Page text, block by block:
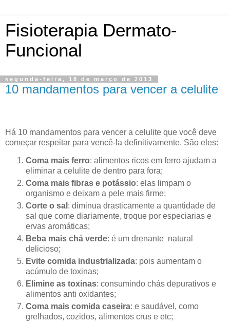
Fisioterapia Dermato-
Funcional
segunda-feira, 18 de março de 2013
10 mandamentos para vencer a celulite
Há 10 mandamentos para vencer a celulite que você deve
começar respeitar para vencê-la definitivamente. São eles:
Coma mais ferro: alimentos ricos em ferro ajudam a
eliminar a celulite de dentro para fora;
Coma mais fibras e potássio: elas limpam o
organismo e deixam a pele mais firme;
Corte o sal : diminua drasticamente a quantidade de
sal que come diariamente, troque por especiarias e
ervas aromáticas;
Beba mais chá verde: é um drenante natural
delicioso;
Evite comida industrializada: pois aumentam o
acúmulo de toxinas;
Elimine as toxinas: consumindo chás depurativos e
alimentos anti oxidantes;
Coma mais comida caseira: e saudável, como
grelhados, cozidos, alimentos crus e etc;